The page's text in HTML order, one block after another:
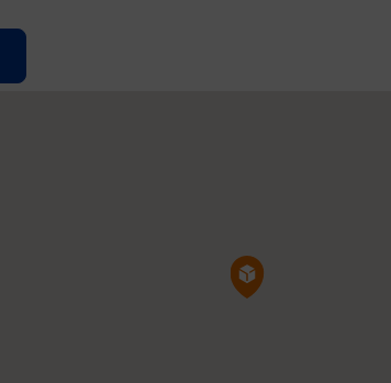
Pin de la carte